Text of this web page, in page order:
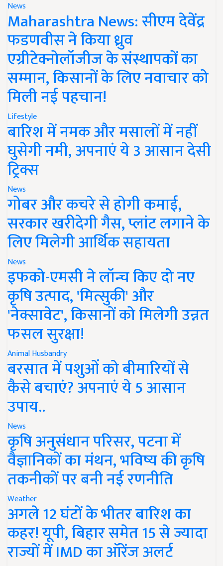
News
Maharashtra News: सीएम देवेंद्र
फडणवीस ने किया ध्रुव
एग्रीटेक्नोलॉजीज के संस्थापकों का
सम्मान, किसानों के लिए नवाचार को
मिली नई पहचान!
Lifestyle
बारिश में नमक और मसालों में नहीं
घुसेगी नमी, अपनाएं ये 3 आसान देसी
ट्रिक्स
News
गोबर और कचरे से होगी कमाई,
सरकार खरीदेगी गैस, प्लांट लगाने के
लिए मिलेगी आर्थिक सहायता
News
इफको-एमसी ने लॉन्च किए दो नए
कृषि उत्पाद, 'मित्सुकी' और
'नेक्सावेट', किसानों को मिलेगी उन्नत
फसल सुरक्षा!
Animal Husbandry
बरसात में पशुओं को बीमारियों से
कैसे बचाएं? अपनाएं ये 5 आसान
उपाय..
News
कृषि अनुसंधान परिसर, पटना में
वैज्ञानिकों का मंथन, भविष्य की कृषि
तकनीकों पर बनी नई रणनीति
Weather
अगले 12 घंटों के भीतर बारिश का
कहर! यूपी, बिहार समेत 15 से ज्यादा
राज्यों में IMD का ऑरेंज अलर्ट